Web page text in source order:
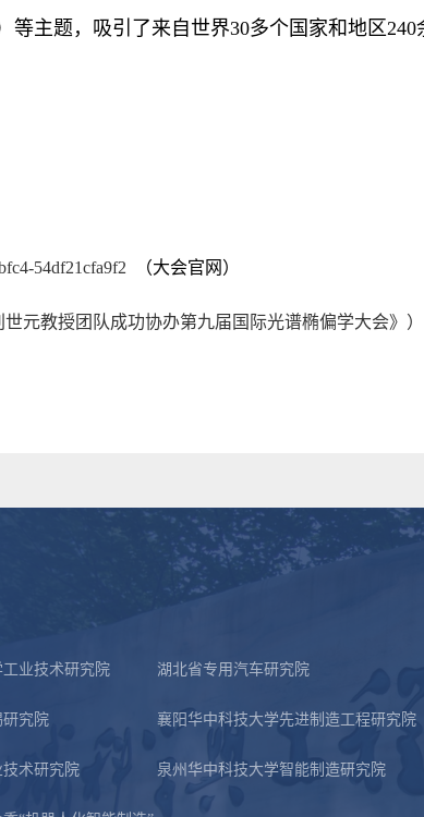
主题，吸引了来自世界30多个国家和地区240
54df21cfa9f2 （大会官网）
世元教授团队成功协办第九届国际光谱椭偏学大会》）
业技术研究院 湖北省专用汽车研究院
究院 襄阳华中科技大学先进制造工程研究院
术研究院 泉州华中科技大学智能制造研究院